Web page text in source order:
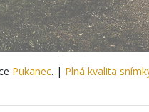
Pukanec. | Plná kvalita